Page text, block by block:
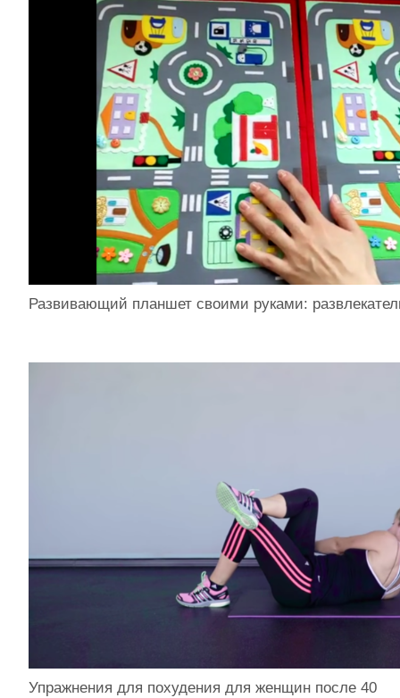
Развивающий планшет своими руками:
Упражнения для похудения для женщин после 40